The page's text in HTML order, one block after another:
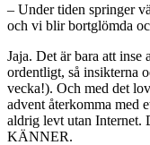
– Under tiden springer
och vi blir bortglömda
Jaja. Det är bara att inse
ordentligt, så insikterna
vecka!). Och med det
advent återkomma med
aldrig levt utan Internet.
KÄNNER.